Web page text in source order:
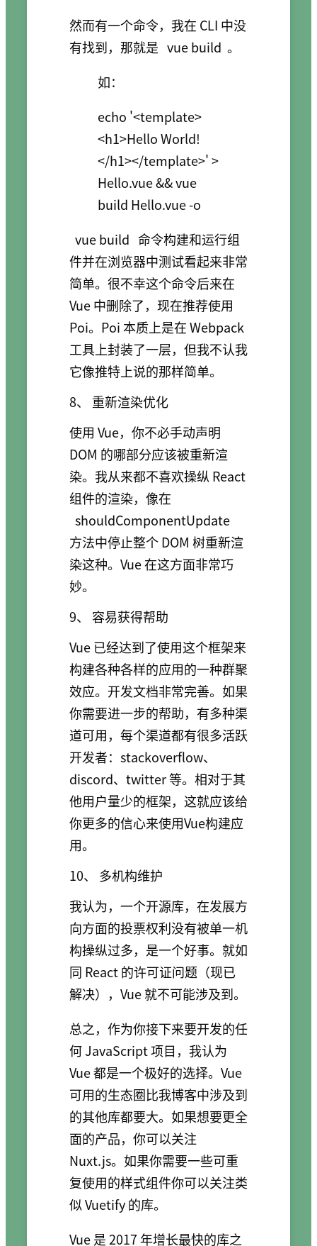
然而有一个命令，我在 CLI 中没
有找到，那就是 vue build 。
如：
echo '<template>
<h1>Hello World!
</h1></template>' >
Hello.vue && vue
vue build 命令构建和运行组
件并在浏览器中测试看起来非常
简单。很不幸这个命令后来在
Vue 中删除了，现在推荐使用
Poi。Poi 本质上是在 Webpack
工具上封装了一层，但我不认我
它像推特上说的那样简单。
8、 重新渲染优化
使用 Vue，你不必手动声明
DOM 的哪部分应该被重新渲
染。我从来都不喜欢操纵 React
组件的渲染，像在
shouldComponentUpdate
方法中停止整个 DOM 树重新渲
染这种。Vue 在这方面非常巧
妙。
9、 容易获得帮助
Vue 已经达到了使用这个框架来
构建各种各样的应用的一种群聚
效应。开发文档非常完善。如果
你需要进一步的帮助，有多种渠
道可用，每个渠道都有很多活跃
开发者：stackoverflow、
discord、twitter 等。相对于其
他用户量少的框架，这就应该给
你更多的信心来使用Vue构建应
用。
10、 多机构维护
我认为，一个开源库，在发展方
向方面的投票权利没有被单一机
构操纵过多，是一个好事。就如
同 React 的许可证问题（现已
解决），Vue 就不可能涉及到。
总之，作为你接下来要开发的任
何 JavaScript 项目，我认为
Vue 都是一个极好的选择。Vue
可用的生态圈比我博客中涉及到
的其他库都要大。如果想要更全
面的产品，你可以关注
Nuxt.js。如果你需要一些可重
复使用的样式组件你可以关注类
似 Vuetify 的库。
Vue 是 2017 年增长最快的库之